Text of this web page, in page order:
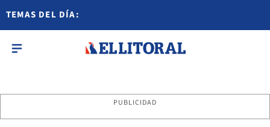
TEMAS DEL DÍA:
PUBLICIDAD